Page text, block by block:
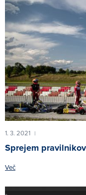
1. 3. 2021 |
Sprejem
Več